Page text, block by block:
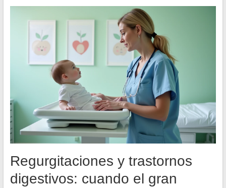
Regurgitaciones y trastornos
digestivos: cuando el gran